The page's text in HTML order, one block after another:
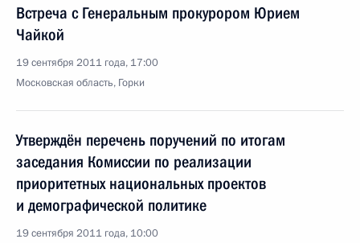
Встреча с Генеральным прокурором Юрием
Чайкой
19 сентября 2011 года, 17:00
Московская область, Горки
Утверждён перечень поручений по итогам
заседания Комиссии по реализации
приоритетных национальных проектов
и демографической политике
19 сентября 2011 года, 10:00